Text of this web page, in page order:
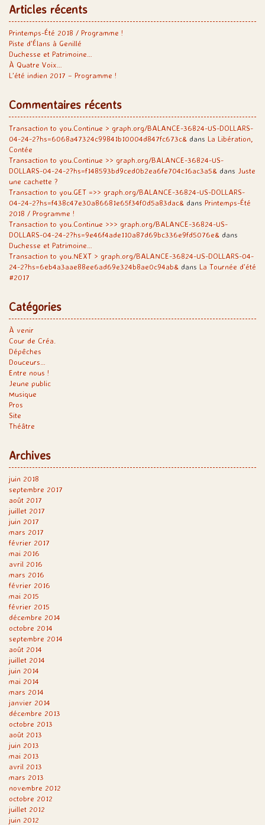
Articles récents
Printemps-Été 2018 / Programme !
Piste d’Élans à Genillé
Duchesse et Patrimoine…
À Quatre Voix…
L’été indien 2017 – Programme !
Commentaires récents
Transaction to you.Continue > graph.org/BALANCE-36824-US-DOLLARS-
04-24-2?hs=6068a47324c99841b10004d847fc673c& dans La Libération,
Contée
Transaction to you.Continue >> graph.org/BALANCE-36824-US-
DOLLARS-04-24-2?hs=f148593bd9ced0b2ea6fe704c16ac3a5& dans Juste
une cachette ?
Transaction to you.GET =>> graph.org/BALANCE-36824-US-DOLLARS-
04-24-2?hs=f438c47e30a86681e65f34f0d5a83dac& dans Printemps-Été
2018 / Programme !
Transaction to you.Continue >>> graph.org/BALANCE-36824-US-
DOLLARS-04-24-2?hs=9e46f4ade110a87d69bc336e9fd5076e& dans
Duchesse et Patrimoine…
Transaction to you.NEXT > graph.org/BALANCE-36824-US-DOLLARS-04-
24-2?hs=6eb4a3aae88ee6ad69e324b8ae0c94ab& dans La Tournée d’été
#2017
Catégories
À venir
Cour de Créa.
Dépêches
Douceurs…
Entre nous !
Jeune public
Musique
Pros
Site
Théâtre
Archives
juin 2018
septembre 2017
août 2017
juillet 2017
juin 2017
mars 2017
février 2017
mai 2016
avril 2016
mars 2016
février 2016
mai 2015
février 2015
décembre 2014
octobre 2014
septembre 2014
août 2014
juillet 2014
juin 2014
mai 2014
mars 2014
janvier 2014
décembre 2013
octobre 2013
août 2013
juin 2013
mai 2013
avril 2013
mars 2013
novembre 2012
octobre 2012
juillet 2012
juin 2012